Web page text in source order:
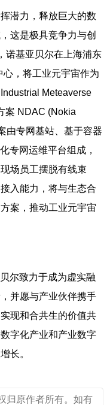
潜力，释放巨大的数
这是极具竞争力与创
诺基亚贝尔在上海浦东
心，将工业元宇宙作为
Meteaverse
案 NDAC (Nokia
由专网基站、基于容器
专网运维平台组成，
场员工摆脱有线束
入能力，将与生态合
案，推动工业元宇宙
尔致力于成为虚实融
并愿与产业伙伴携手
现和合共生的价值共
字化产业和产业数字
长。
归原作者所有。如有